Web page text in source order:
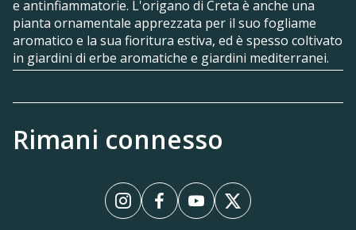
e antinfiammatorie. L'origano di Creta è anche una
pianta ornamentale apprezzata per il suo fogliame
aromatico e la sua fioritura estiva, ed è spesso coltivato
in giardini di erbe aromatiche e giardini mediterranei.
Rimani connesso
InstagramFacebookYouTube
X